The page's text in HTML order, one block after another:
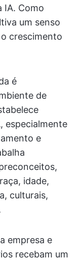
IA. Como
um senso
crescimento
é
de
especialmente
e
idade,
culturais,
empresa e
recebam um